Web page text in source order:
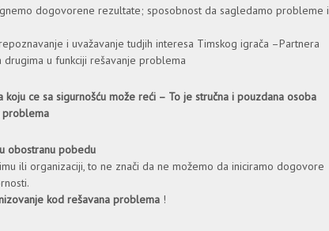
dogovorene rezultate; sposobnost da sagledamo probleme i
i uvažavanje tudjih interesa Timskog igrača –Partnera
u funkciji rešavanje problema
ce sa sigurnošću može reći – To je stručna i pouzdana osoba
problema
obostranu pobedu
ili organizaciji, to ne znači da ne možemo da iniciramo dogovore
kod rešavana problema !